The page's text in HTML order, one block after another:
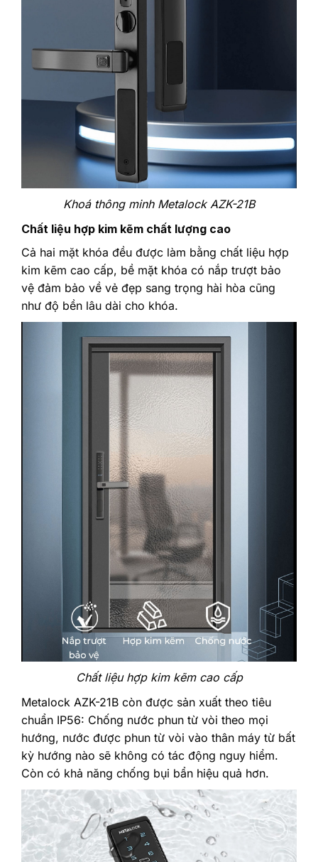
Khoá thông minh Metalock AZK-21B
Chất liệu hợp kim kẽm chất lượng cao
Cả hai mặt khóa đều được làm bằng chất liệu hợp
kim kẽm cao cấp, bề mặt khóa có nắp trượt bảo
vệ đảm bảo về vẻ đẹp sang trọng hài hòa cũng
như độ bền lâu dài cho khóa.
Chất liệu hợp kim kẽm cao cấp
Metalock AZK-21B còn được sản xuất theo tiêu
chuẩn IP56: Chống nước phun từ vòi theo mọi
hướng, nước được phun từ vòi vào thân máy từ bất
kỳ hướng nào sẽ không có tác động nguy hiểm.
Còn có khả năng chống bụi bẩn hiệu quả hơn.